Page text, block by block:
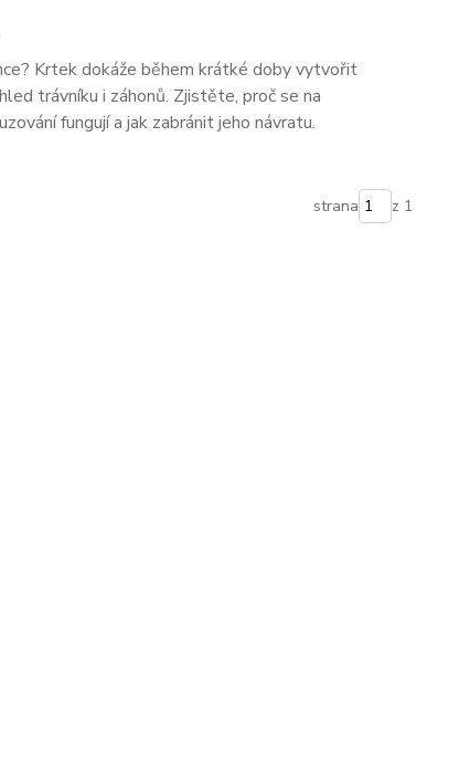
Krtek dokáže během krátké doby vytvořit
trávníku i záhonů. Zjistěte, proč se na
fungují a jak zabránit jeho návratu.
strana z 1